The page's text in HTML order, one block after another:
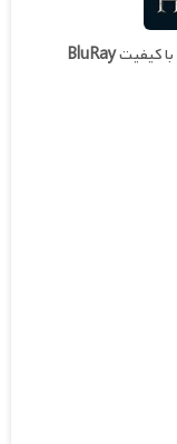
با کیفیتBluRay